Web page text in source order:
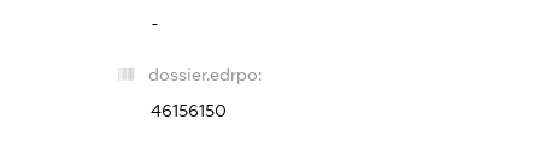
-
dossier.edrpo:
46156150